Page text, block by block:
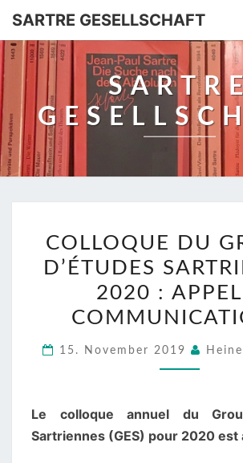
SARTRE GESELLSCHAFT
SARTRE
DU
GROUPE
:
COLLOQUE DU
D’ÉTUDES
2020 :
15. November 2019
Le colloque annuel du
Sartriennes (GES) pour 2020 est